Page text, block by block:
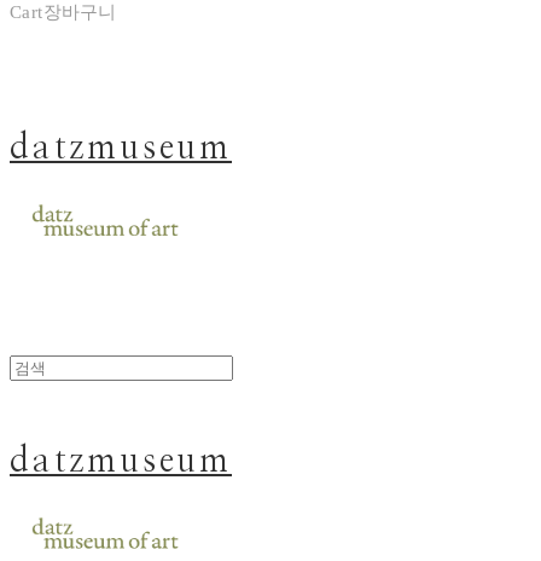
Cart장바구니
datzmuseum
datzmuseum